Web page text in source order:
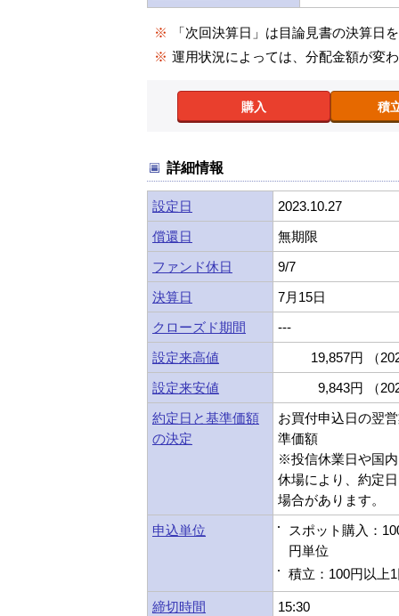
※
「次回決算日」は目論見書の決算日
※ 運用状況によっては、分配金額が変
購入 積
詳細情報
設定日
2023.10.27
償還日
無期限
ファンド休日
9/7
決算日
7月15日
クローズド期間
---
設定来高値
19,857円 （
設定来安値
9,843円 （
約定日と基準価額
の決定
お買付申込日の翌
準価額
※投信休業日や国
休場により、約定
場合があります。
申込単位
スポット購入：
円単位
積立：100円以上
締切時間
15:30